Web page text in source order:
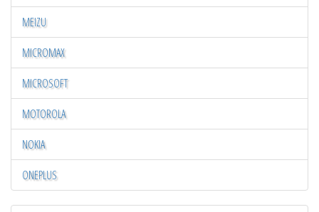
MEIZU
MICROMAX
MICROSOFT
MOTOROLA
NOKIA
ONEPLUS